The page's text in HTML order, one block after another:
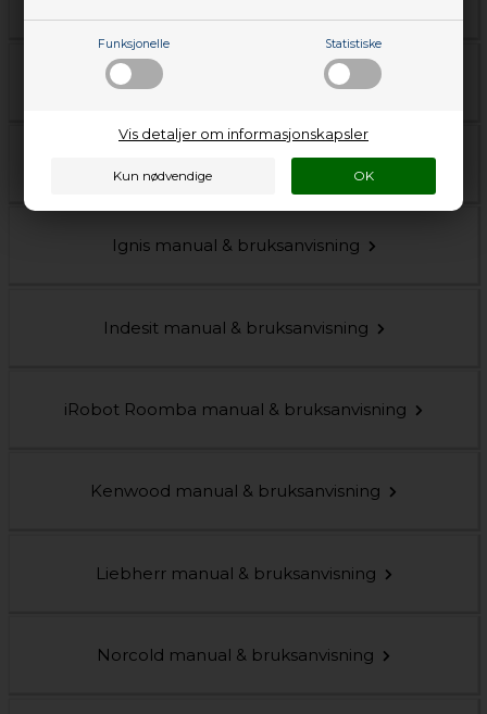
Funksjonelle Statistiske
Vis detaljer om informasjonskapsler
Husqvarna manual & bruksanvisning
Iberna manual & bruksanvisning
Ignis manual & bruksanvisning
Indesit manual & bruksanvisning
iRobot Roomba manual & bruksanvisning
Kenwood manual & bruksanvisning
Liebherr manual & bruksanvisning
Norcold manual & bruksanvisning